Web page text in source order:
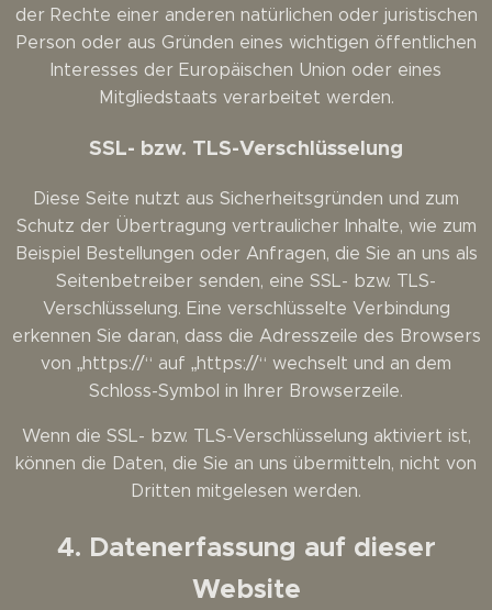
der Rechte einer anderen natürlichen oder juristischen
Person oder aus Gründen eines wichtigen öffentlichen
Interesses der Europäischen Union oder eines
Mitgliedstaats verarbeitet werden.
SSL- bzw. TLS-Verschlüsselung
Diese Seite nutzt aus Sicherheitsgründen und zum
Schutz der Übertragung vertraulicher Inhalte, wie zum
Beispiel Bestellungen oder Anfragen, die Sie an uns als
Seitenbetreiber senden, eine SSL- bzw. TLS-
Verschlüsselung. Eine verschlüsselte Verbindung
erkennen Sie daran, dass die Adresszeile des Browsers
von „https://“ auf „https://“ wechselt und an dem
Schloss-Symbol in Ihrer Browserzeile.
Wenn die SSL- bzw. TLS-Verschlüsselung aktiviert ist,
können die Daten, die Sie an uns übermitteln, nicht von
Dritten mitgelesen werden.
4. Datenerfassung auf dieser
Website